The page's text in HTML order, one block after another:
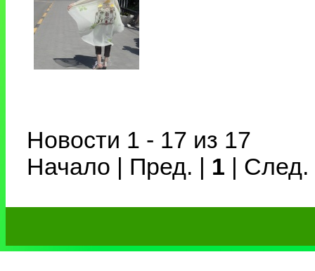
Новости 1 - 17 из 17
Начало | Пред. | 1 |